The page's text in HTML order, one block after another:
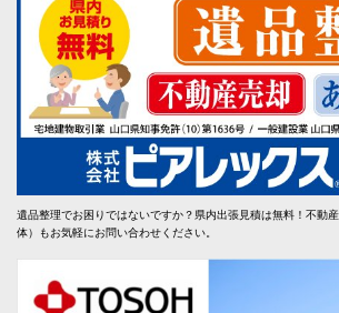
遺品整理でお困りではないですか？県内出張見積は無料！不動
体）もお気軽にお問い合わせください。